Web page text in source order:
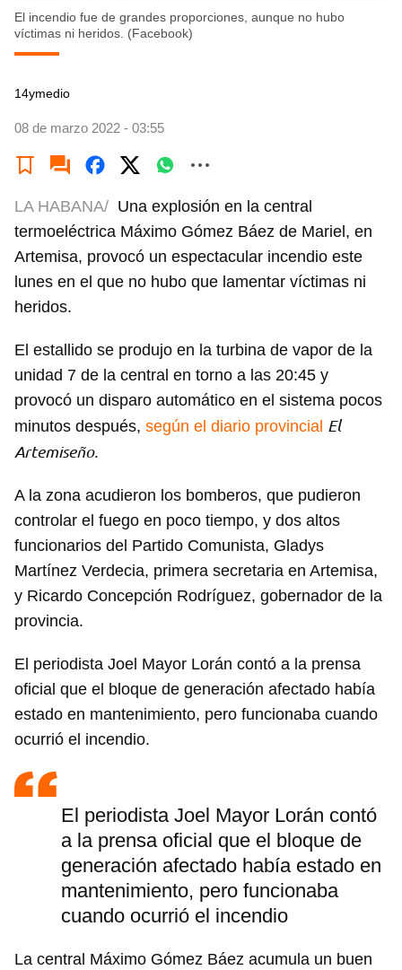
El incendio fue de grandes proporciones, aunque no hubo
víctimas ni heridos. (Facebook)
14ymedio
08 de marzo 2022 - 03:55
LA HABANA/ Una explosión en la central
termoeléctrica Máximo Gómez Báez de Mariel, en
Artemisa, provocó un espectacular incendio este
lunes en el que no hubo que lamentar víctimas ni
heridos.
El estallido se produjo en la turbina de vapor de la
unidad 7 de la central en torno a las 20:45 y
provocó un disparo automático en el sistema pocos
minutos después, según el diario provincial El
Artemiseño.
A la zona acudieron los bomberos, que pudieron
controlar el fuego en poco tiempo, y dos altos
funcionarios del Partido Comunista, Gladys
Martínez Verdecia, primera secretaria en Artemisa,
y Ricardo Concepción Rodríguez, gobernador de la
provincia.
El periodista Joel Mayor Lorán contó a la prensa
oficial que el bloque de generación afectado había
estado en mantenimiento, pero funcionaba cuando
ocurrió el incendio.
El periodista Joel Mayor Lorán contó
a la prensa oficial que el bloque de
generación afectado había estado en
mantenimiento, pero funcionaba
cuando ocurrió el incendio
La central Máximo Gómez Báez acumula un buen